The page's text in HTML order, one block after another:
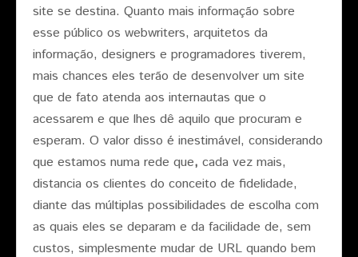
site se destina. Quanto mais informação sobre
esse público os webwriters, arquitetos da
informação, designers e programadores tiverem,
mais chances eles terão de desenvolver um site
que de fato atenda aos internautas que o
acessarem e que lhes dê aquilo que procuram e
esperam. O valor disso é inestimável, considerando
que estamos numa rede que, cada vez mais,
distancia os clientes do conceito de fidelidade,
diante das múltiplas possibilidades de escolha com
as quais eles se deparam e da facilidade de, sem
custos, simplesmente mudar de URL quando bem